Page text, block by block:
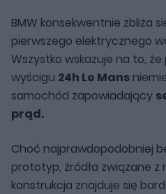
BMW konsekwentnie zbliża
pierwszego elektrycznego
Wszystko wskazuje na to,
wyścigu 24h Le Mans
samochód zapowiadający
prąd.
Choć najprawdopodobniej
prototyp, źródła związane z
konstrukcja znajduje się